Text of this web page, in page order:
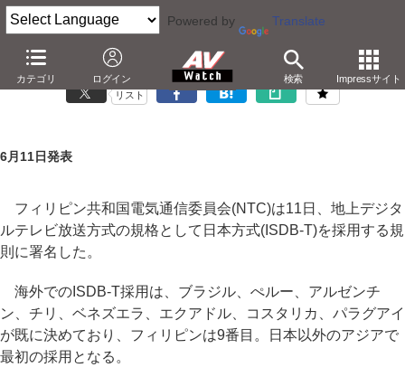
Powered by Translate
カテゴリ ログイン 検索 Impressサイト
フィリピン、地デジ日本方式採用を決定
リスト
6月11日発表
フィリピン共和国電気通信委員会(NTC)は11日、地上デジタ
ルテレビ放送方式の規格として日本方式(ISDB-T)を採用する規
則に署名した。
海外でのISDB-T採用は、ブラジル、ぺルー、アルゼンチ
ン、チリ、ベネズエラ、エクアドル、コスタリカ、パラグアイ
が既に決めており、フィリピンは9番目。日本以外のアジアで
最初の採用となる。